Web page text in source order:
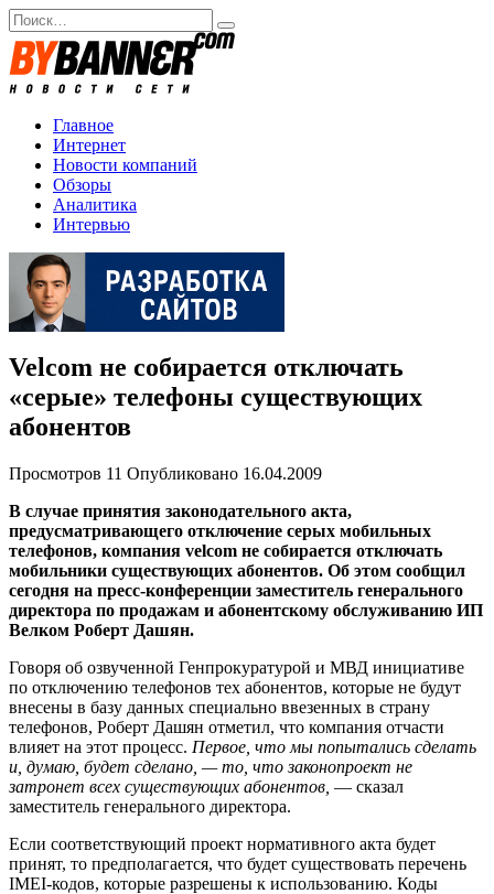
Перейти
к
содержанию
Search
for:
Главное
Интернет
Новости компаний
Обзоры
Аналитика
Интервью
Velcom не собирается отключать
«серые» телефоны существующих
абонентов
Просмотров 11 Опубликовано 16.04.2009
В случае принятия законодательного акта,
предусматривающего отключение серых мобильных
телефонов, компания velcom не собирается отключать
мобильники существующих абонентов. Об этом сообщил
сегодня на пресс-конференции заместитель генерального
директора по продажам и абонентскому обслуживанию ИП
Велком Роберт Дашян.
Говоря об озвученной Генпрокуратурой и МВД инициативе
по отключению телефонов тех абонентов, которые не будут
внесены в базу данных специально ввезенных в страну
телефонов, Роберт Дашян отметил, что компания отчасти
влияет на этот процесс. Первое, что мы попытались сделать
и, думаю, будет сделано, — то, что законопроект не
затронет всех существующих абонентов, — сказал
заместитель генерального директора.
Если соответствующий проект нормативного акта будет
принят, то предполагается, что будет существовать перечень
IMEI-кодов, которые разрешены к использованию. Коды